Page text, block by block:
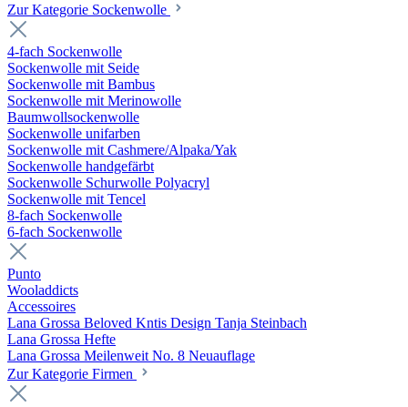
Zur Kategorie Sockenwolle
4-fach Sockenwolle
Sockenwolle mit Seide
Sockenwolle mit Bambus
Sockenwolle mit Merinowolle
Baumwollsockenwolle
Sockenwolle unifarben
Sockenwolle mit Cashmere/Alpaka/Yak
Sockenwolle handgefärbt
Sockenwolle Schurwolle Polyacryl
Sockenwolle mit Tencel
8-fach Sockenwolle
6-fach Sockenwolle
Punto
Wooladdicts
Accessoires
Lana Grossa Beloved Kntis Design Tanja Steinbach
Lana Grossa Hefte
Lana Grossa Meilenweit No. 8 Neuauflage
Zur Kategorie Firmen